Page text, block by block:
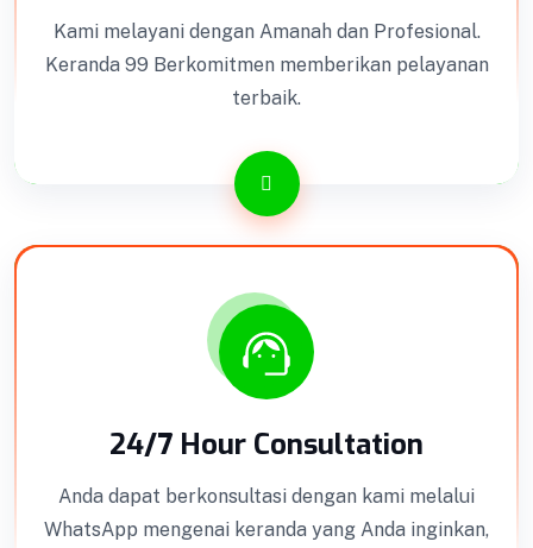
Kami melayani dengan Amanah dan Profesional.
Keranda 99 Berkomitmen memberikan pelayanan
terbaik.
24/7 Hour Consultation
Anda dapat berkonsultasi dengan kami melalui
WhatsApp mengenai keranda yang Anda inginkan,